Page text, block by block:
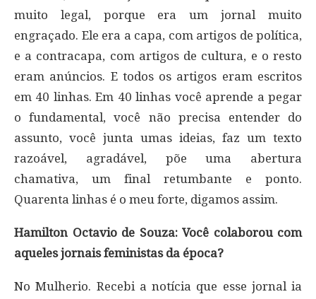
muito legal, porque era um jornal muito
engraçado. Ele era a capa, com artigos de política,
e a contracapa, com artigos de cultura, e o resto
eram anúncios. E todos os artigos eram escritos
em 40 linhas. Em 40 linhas você aprende a pegar
o fundamental, você não precisa entender do
assunto, você junta umas ideias, faz um texto
razoável, agradável, põe uma abertura
chamativa, um final retumbante e ponto.
Quarenta linhas é o meu forte, digamos assim.
Hamilton Octavio de Souza: Você colaborou com
aqueles jornais feministas da época?
No Mulherio. Recebi a notícia que esse jornal ia